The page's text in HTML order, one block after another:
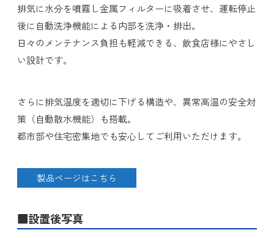
排気に水分を噴霧し金属フィルターに吸着させ、運転停止
後に自動洗浄機能による内部を洗浄・排出。
日々のメンテナンス負担も軽減できる、飲食店様にやさし
い設計です。
さらに排気温度を適切に下げる構造や、異常高温の安全対
策（自動散水機能）も搭載。
都市部や住宅密集地でも安心してご利用いただけます。
製品ページはこちら
■設置後写真